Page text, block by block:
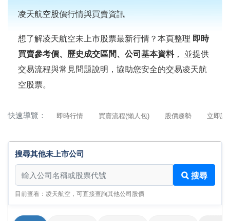
凌天航空股價行情與買賣資訊
想了解凌天航空未上市股票最新行情？本頁整理 即時
買賣參考價、歷史成交區間、公司基本資料， 並提供
交易流程與常見問題說明，協助您安全的交易凌天航
空股票。
快速導覽： 即時行情 買賣流程(懶人包) 股價趨勢 立即詢
搜尋其他未上市公司
搜尋其他未上市公司
搜尋
目前查看：凌天航空，可直接查詢其他公司股價